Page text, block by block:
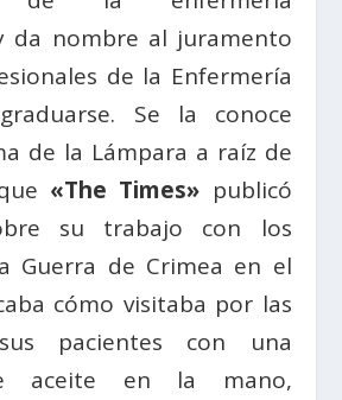
da nombre al juramento
de la Enfermería
Se la conoce
de la Lámpara a raíz de
«The Times» publicó
su trabajo con los
Guerra de Crimea en el
cómo visitaba por las
pacientes con una
aceite en la mano,